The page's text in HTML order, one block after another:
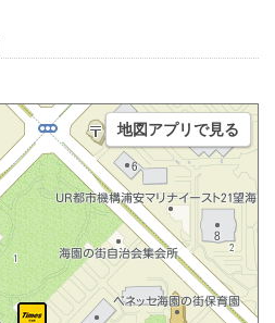
地図アプリで見る